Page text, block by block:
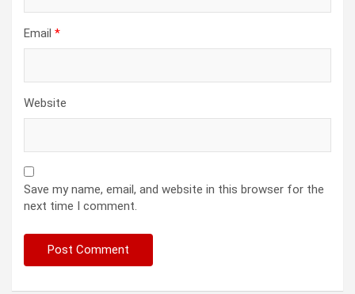
Email *
Website
Save my name, email, and website in this browser for the
next time I comment.